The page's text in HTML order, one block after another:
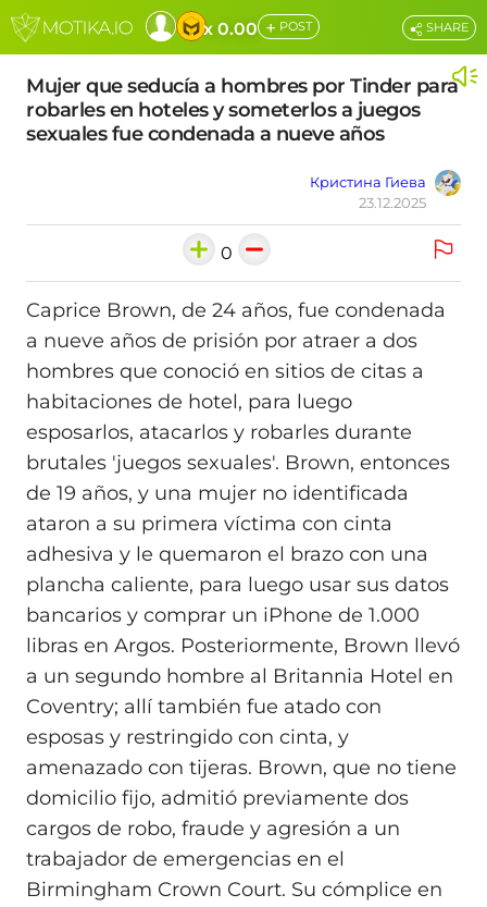
x 0.00 + POST
Mujer que seducía a hombres por Tinder para
robarles en hoteles y someterlos a juegos
sexuales fue condenada a nueve años
Кристина Гиева
23.12.2025
SHARE
0
Caprice Brown, de 24 años, fue condenada
a nueve años de prisión por atraer a dos
hombres que conoció en sitios de citas a
habitaciones de hotel, para luego
esposarlos, atacarlos y robarles durante
brutales 'juegos sexuales'. Brown, entonces
de 19 años, y una mujer no identificada
ataron a su primera víctima con cinta
adhesiva y le quemaron el brazo con una
plancha caliente, para luego usar sus datos
bancarios y comprar un iPhone de 1.000
libras en Argos. Posteriormente, Brown llevó
a un segundo hombre al Britannia Hotel en
Coventry; allí también fue atado con
esposas y restringido con cinta, y
amenazado con tijeras. Brown, que no tiene
domicilio fijo, admitió previamente dos
cargos de robo, fraude y agresión a un
trabajador de emergencias en el
Birmingham Crown Court. Su cómplice en